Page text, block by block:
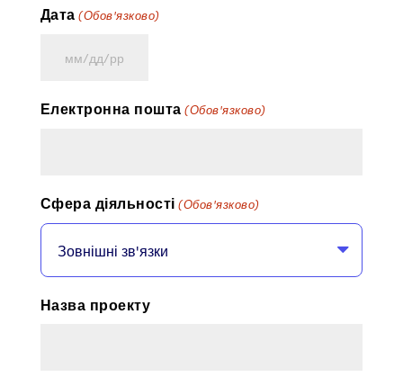
Дата (Обов'язково)
ММ
риска
ГГГГ
Електронна пошта (Обов'язково)
Сфера діяльності (Обов'язково)
Назва проекту